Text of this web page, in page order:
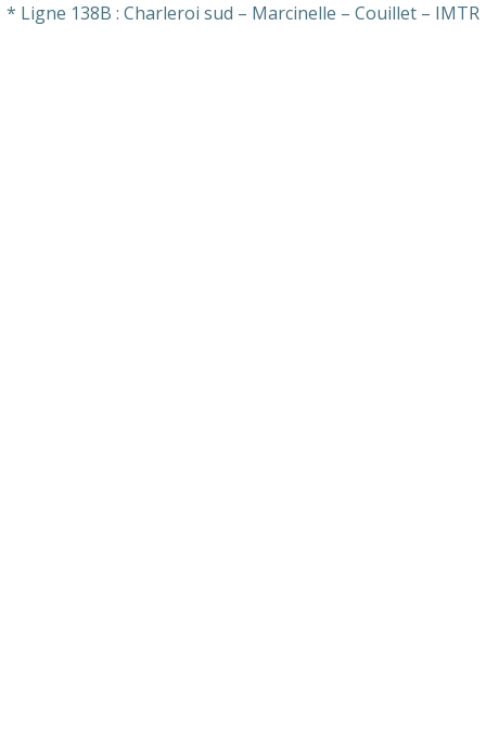
* Ligne 138B : Charleroi sud – Marcinelle – Couillet – IMTR